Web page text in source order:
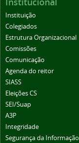
Instituição
Colegiados
Estrutura Organizacional
Comissões
Comunicação
Agenda do reitor
SIASS
Eleições CS
SEI/Suap
A3P
Integridade
Segurança da Informação